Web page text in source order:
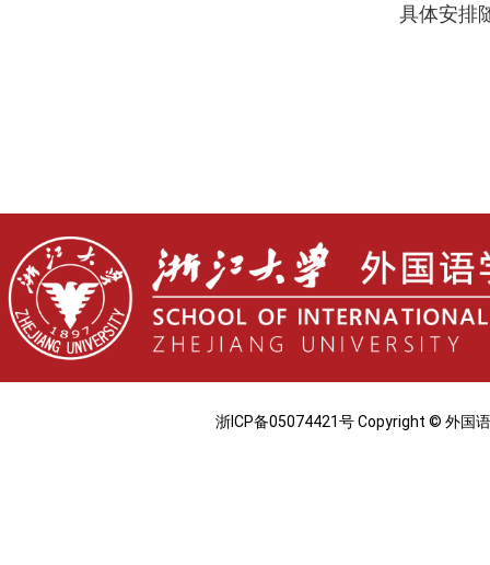
具体安排
浙ICP备05074421号 Copyright © 外国